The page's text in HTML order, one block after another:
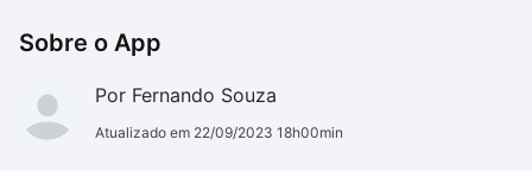
Sobre o App
Por Fernando Souza
Atualizado em 22/09/2023 18h00min